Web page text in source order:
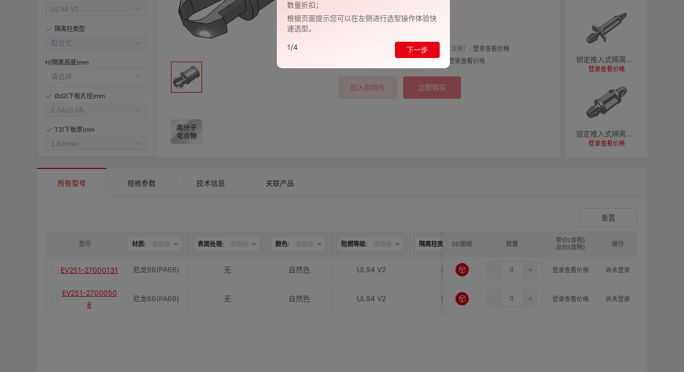
单价（含税）: 登录查看价格
登录查看价格
加入购物车 立即购买
隔离柱类型
H(隔离高度)mm
Ød2(下板孔径)mm
T2(下板厚)mm
锁定推入式隔离柱G19-G24
登录查看价格
锁定推入式隔离柱G13-G18
登录查看价格
登录查看价格
所有型号 规格参数 技术信息 关联产品
重置
型号 材质: 表面处理: 颜色: 阻燃等级: 隔离柱类型: 请选择 H(隔离高度)mm: 请选择 Ød2(下板孔径)mm:
3D图纸 数量
单价(含税)
总价(含税)
操作
EV251-27000131 尼龙66(PA66) 无 自然色 UL94 V2 扣合式 2.54±0.05
登录查看价格 尚未登录
EV251-2700050
8
尼龙66(PA66) 无 自然色 UL94 V2 扣合式 2.54±0.05
登录查看价格 尚未登录
数量折扣；
根据页面提示您可以在左侧进行选型操作体验快
速选型。
1/4 下一步